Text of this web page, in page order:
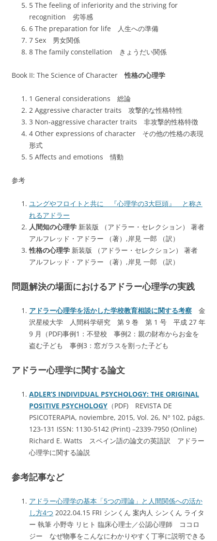
5 The feeling of inferiority and the striving for
recognition 劣等感
6 The preparation for life 人生への準備
7 Sex 男女関係
8 The family constellation きょうだい関係
Book II: The Science of Character性格の心理学
1 General considerations 総論
2 Aggressive character traits 攻撃的な性格特性
3 Non-aggressive character traits 非攻撃的性格特徴
4 Other expressions of character その他の性格の表現
形式
5 Affects and emotions 情動
参考
ユングやフロイトと共に 『心理学の3大巨頭』 と称さ
れるアドラー
人間知の心理学 新装版 （アドラー・セレクション） 著者
アルフレッド・アドラー （著）,岸見 一郎 （訳）
性格の心理学 新装版 （アドラー・セレクション） 著者
アルフレッド・アドラー （著）,岸見 一郎 （訳）
問題解決の場面におけるアドラー心理学の実践
アドラー心理学を活かした学校教育相談に関する考察 金
沢星稜大学 人間科学研究 第 9 巻 第 1 号 平成 27 年
9 月（PDF)事例1：不登校 事例2：親の財布からお金を
盗む子ども 事例3：窓ガラスを割った子ども
アドラー心理学に関する論文
ADLER’S INDIVIDUAL PSYCHOLOGY: THE ORIGINAL
POSITIVE PSYCHOLOGY （PDF) REVISTA DE
PSICOTERAPIA, noviembre, 2015, Vol. 26, Nº 102, págs.
123-131 ISSN: 1130-5142 (Print) –2339-7950 (Online)
Richard E. Watts スペイン語の論文の英語訳 アドラー
心理学に関する論説
参考記事など
アドラー心理学の基本「5つの理論」と人間関係への活か
し方4つ 2022.04.15 FRI シンくん 案内人 シンくん ライタ
ー 執筆 小野寺 リヒト 臨床心理士／公認心理師 ココロ
ジー なぜ物事をこんなにわかりやすく丁寧に説明できる